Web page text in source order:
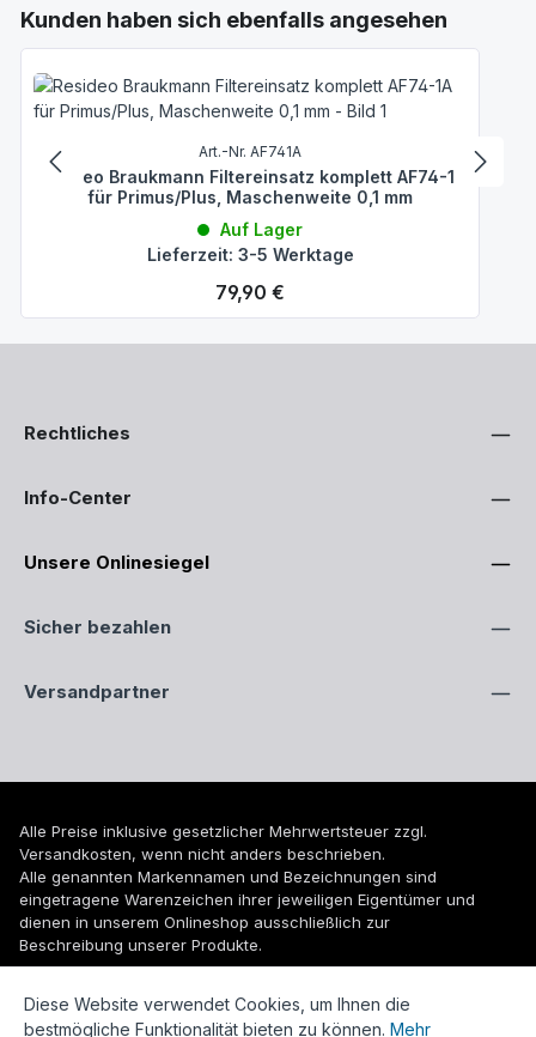
Produktgalerie überspringen
Kunden haben sich ebenfalls angesehen
Art.-Nr. AF741A
Resideo Braukmann Filtereinsatz komplett AF74-1A
für Primus/Plus, Maschenweite 0,1 mm
Auf Lager
Lieferzeit: 3-5 Werktage
Regulärer Preis:
79,90 €
Rechtliches
Info-Center
Unsere Onlinesiegel
Sicher bezahlen
Versandpartner
Alle Preise inklusive gesetzlicher Mehrwertsteuer zzgl.
Versandkosten, wenn nicht anders beschrieben.
Alle genannten Markennamen und Bezeichnungen sind
eingetragene Warenzeichen ihrer jeweiligen Eigentümer und
dienen in unserem Onlineshop ausschließlich zur
Beschreibung unserer Produkte.
© 2026 WUH24.de - Weigel und Unger Heizungs- und
Sanitärtechnik GmbH
Diese Website verwendet Cookies, um Ihnen die
bestmögliche Funktionalität bieten zu können. Mehr